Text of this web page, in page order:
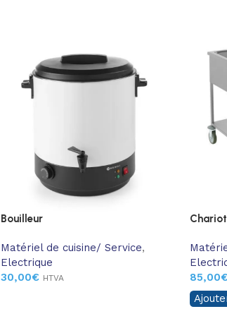
Bouilleur
Matériel de cuisine/ Service,
Electrique
30,00€ HTVA
85,00